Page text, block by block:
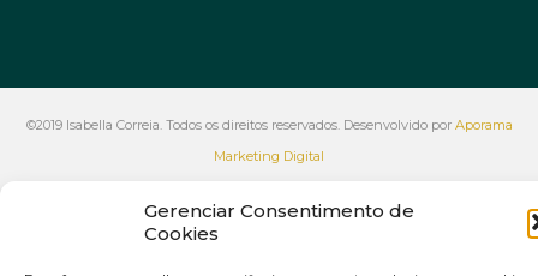
Gerenciar Consentimento de
Cookies
©2019 Isabella Correia. Todos os direitos reservados. Desenvolvido por Aporama
Marketing Digital